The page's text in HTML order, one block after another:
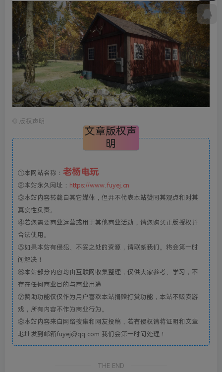
© 版权声明
文章版权声
明
①本网站名称： 老杨电玩
②本站永久网址： https://www.fuyej.cn
③本站内容转载自其它媒体，但并不代表本站赞同其观点和对其
真实性负责。
④若您需要商业运营或用于其他商业活动，请您购买正版授权并
合法使用。
⑤如果本站有侵犯、不妥之处的资源，请联系我们。将会第一时
间解决！
⑥本站部分内容均由互联网收集整理，仅供大家参考、学习，不
存在任何商业目的与商业用途
⑦赞助功能仅仅作为用户喜欢本站捐赠打赏功能，本站不贩卖游
戏，所有内容不作为商业行为。
⑧本站内容来自网络搜集和网友投稿，若有侵权请将证明和文章
地址发到邮箱fuyej@qq.com 我们会第一时间处理！
THE END